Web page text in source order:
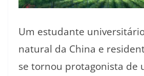
Um estudante
natural da China e
se tornou protagonista de